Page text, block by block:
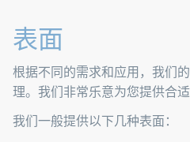
表面
根据不同的需求和应用，我们
理。我们非常乐意为您提供合
我们一般提供以下几种表面：